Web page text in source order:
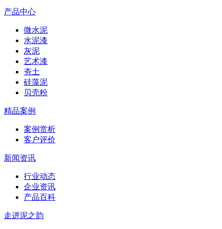
产品中心
微水泥
水泥漆
灰泥
艺术漆
夯土
硅藻泥
贝壳粉
精品案例
案例赏析
客户评价
新闻资讯
行业动态
企业资讯
产品百科
走进泥之韵